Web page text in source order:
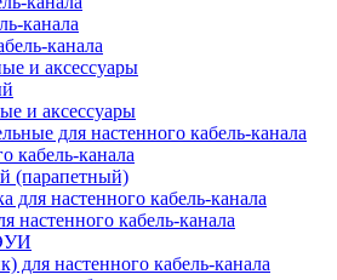
канала
канала
и аксессуары
и аксессуары
для настенного кабель-канала
кабель-канала
(парапетный)
для настенного кабель-канала
настенного кабель-канала
для настенного кабель-канала